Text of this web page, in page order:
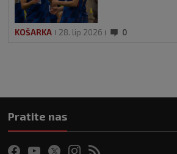
KOŠARKA 28. lip 2026 0
Pratite nas